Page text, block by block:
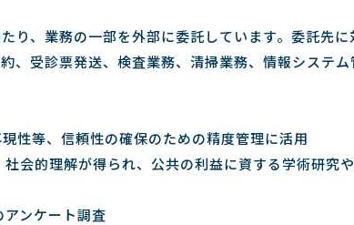
り、業務の一部を外部に委託しています。委託先
、受診票発送、検査業務、清掃業務、情報システム
性等、信頼性の確保のための精度管理に活用
会的理解が得られ、公共の利益に資する学術研究
ンケート調査